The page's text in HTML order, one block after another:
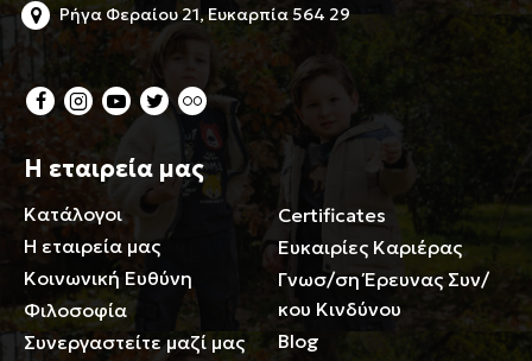
Ρήγα Φεραίου 21, Ευκαρπία 564 29
Η εταιρεία μας
Κατάλογοι
Η εταιρεία μας
Κοινωνική Ευθύνη
Φιλοσοφία
Συνεργαστείτε μαζί μας
Certificates
Ευκαιρίες Καριέρας
Γνωσ/ση Έρευνας Συν/
κου Κινδύνου
Blog